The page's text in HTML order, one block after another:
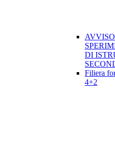
DI
Filiera
4+2